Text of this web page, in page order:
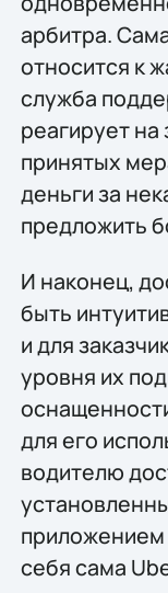
арбитра.
относится к
служба
реагирует
принятых
деньги за
предложить
И наконец,
быть
и для
уровня их
для его
водителю
приложением
себя сама